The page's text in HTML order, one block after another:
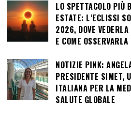
LO SPETTACOLO PIÙ
ESTATE: L’ECLISSI
2026, DOVE
E COME
NOTIZIE PINK:
PRESIDENTE SIMET,
ITALIANA PER LA
SALUTE GLOBALE